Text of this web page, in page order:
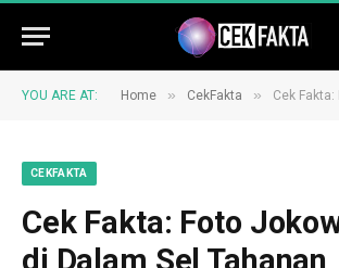
YOU ARE AT: Home » CekFakta » Cek Fakta: Foto
CEKFAKTA
Cek Fakta: Foto
di Dalam Sel Tahanan